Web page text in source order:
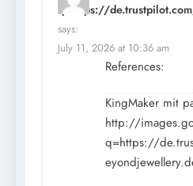
q=https://
says:
July 11, 2026 at 10:36 am
References:
KingMaker mit
http://
q=https://